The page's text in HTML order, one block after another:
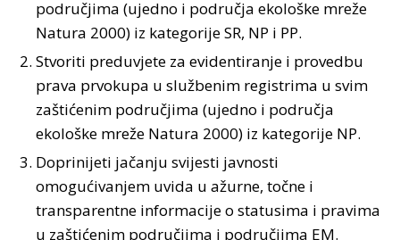
područjima (ujedno i područja ekološke mreže
Natura 2000) iz kategorije SR, NP i PP.
Stvoriti preduvjete za evidentiranje i provedbu
prava prvokupa u službenim registrima u svim
zaštićenim područjima (ujedno i područja
ekološke mreže Natura 2000) iz kategorije NP.
Doprinijeti jačanju svijesti javnosti
omogućivanjem uvida u ažurne, točne i
transparentne informacije o statusima i pravima
u zaštićenim područjima i područjima EM.